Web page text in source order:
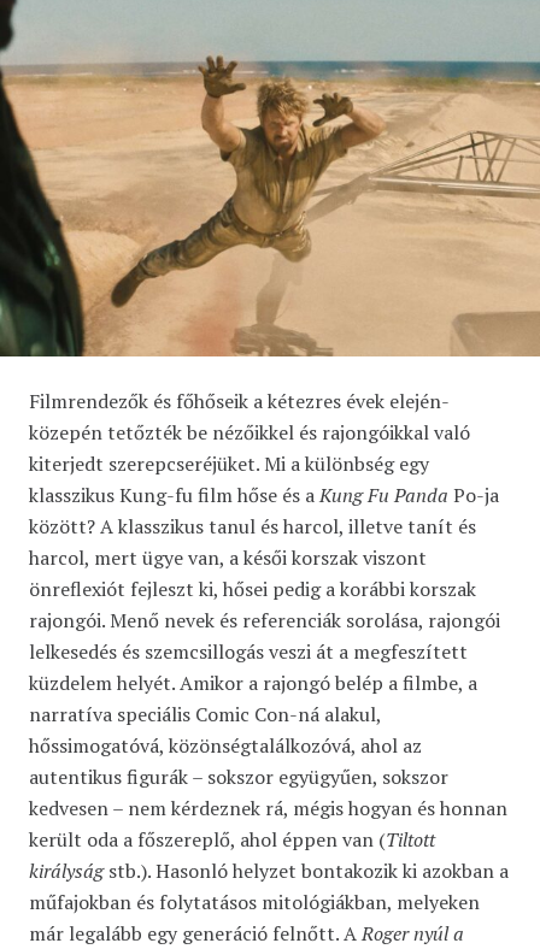
Filmrendezők és főhőseik a kétezres évek elején-
közepén tetőzték be nézőikkel és rajongóikkal való
kiterjedt szerepcseréjüket. Mi a különbség egy
klasszikus Kung-fu film hőse és aKung Fu Panda Po-ja
között? A klasszikus tanul és harcol, illetve tanít és
harcol, mert ügye van, a késői korszak viszont
önreflexiót fejleszt ki, hősei pedig a korábbi korszak
rajongói. Menő nevek és referenciák sorolása, rajongói
lelkesedés és szemcsillogás veszi át a megfeszített
küzdelem helyét. Amikor a rajongó belép a filmbe, a
narratíva speciális Comic Con-ná alakul,
hőssimogatóvá, közönségtalálkozóvá, ahol az
autentikus figurák – sokszor együgyűen, sokszor
kedvesen – nem kérdeznek rá, mégis hogyan és honnan
került oda a főszereplő, ahol éppen van (Tiltott
királyságstb.). Hasonló helyzet bontakozik ki azokban a
műfajokban és folytatásos mitológiákban, melyeken
már legalább egy generáció felnőtt. ARoger nyúl a